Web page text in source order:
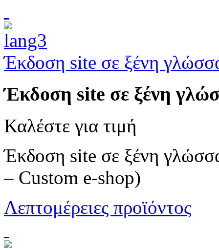
Έκδοση site σε ξένη
Έκδοση site σε ξένη
Καλέστε για τιμή
Έκδοση site σε ξένη
– Custom e-shop)
Λεπτομέρειες προϊόντος